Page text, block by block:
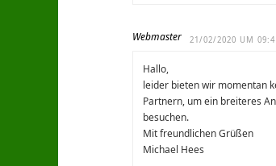
Webmaster 21/02/2020 UM
Hallo,
leider bieten wir momentan
Partnern, um ein breiteres
besuchen.
Mit freundlichen Grüßen
Michael Hees